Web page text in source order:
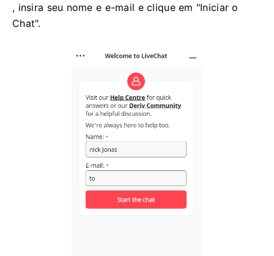
, insira seu nome e e-mail e clique em "Iniciar o
Chat".